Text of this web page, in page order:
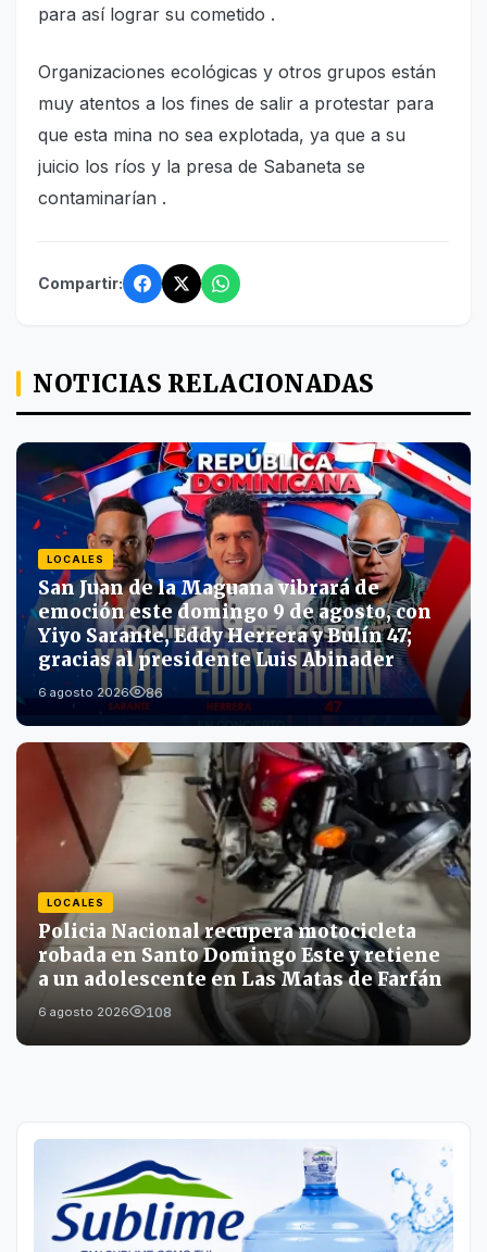
para así lograr su cometido .
Organizaciones ecológicas y otros grupos están
muy atentos a los fines de salir a protestar para
que esta mina no sea explotada, ya que a su
juicio los ríos y la presa de Sabaneta se
contaminarían .
Compartir:
NOTICIAS RELACIONADAS
LOCALES
San Juan de la Maguana vibrará de
emoción este domingo 9 de agosto, con
Yiyo Sarante, Eddy Herrera y Bulín 47;
gracias al presidente Luis Abinader
6 agosto 2026 86
LOCALES
Policia Nacional recupera motocicleta
robada en Santo Domingo Este y retiene
a un adolescente en Las Matas de Farfán
6 agosto 2026 108